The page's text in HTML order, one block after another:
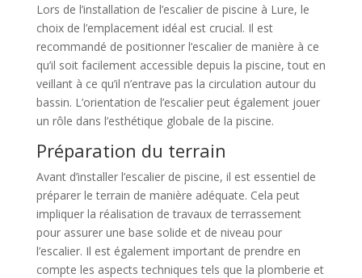
Lors de l’installation de l’escalier de piscine à Lure, le
choix de l’emplacement idéal est crucial. Il est
recommandé de positionner l’escalier de manière à ce
qu’il soit facilement accessible depuis la piscine, tout en
veillant à ce qu’il n’entrave pas la circulation autour du
bassin. L’orientation de l’escalier peut également jouer
un rôle dans l’esthétique globale de la piscine.
Préparation du terrain
Avant d’installer l’escalier de piscine, il est essentiel de
préparer le terrain de manière adéquate. Cela peut
impliquer la réalisation de travaux de terrassement
pour assurer une base solide et de niveau pour
l’escalier. Il est également important de prendre en
compte les aspects techniques tels que la plomberie et